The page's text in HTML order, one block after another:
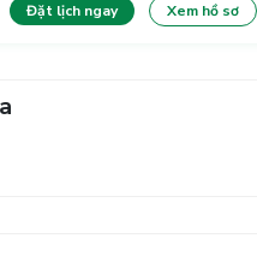
Đặt lịch ngay Xem hồ sơ